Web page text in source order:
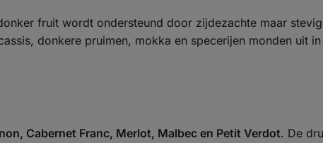
fruit wordt ondersteund door zijdezachte maar
donkere pruimen, mokka en specerijen monden uit in
Cabernet Franc, Merlot, Malbec en Petit Verdot. De